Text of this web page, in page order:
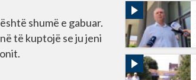
shumë e gabuar.
të kuptojë se ju jeni